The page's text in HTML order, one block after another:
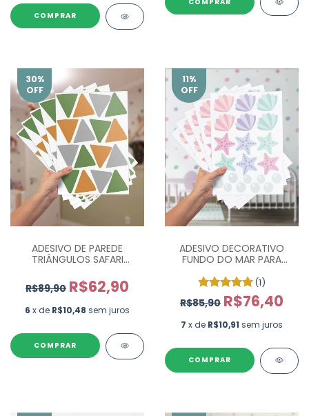
COMPRAR
30%
OFF
ADESIVO DE PAREDE
TRIÂNGULOS SAFARI
R$89,90 R$62,90
6 x de R$10,48 sem juros
COMPRAR
11%
OFF
ADESIVO DECORATIVO
FUNDO DO MAR PARA
(1)
R$85,90 R$76,40
7 x de R$10,91 sem juros
COMPRAR